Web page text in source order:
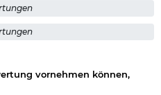
vornehmen können,